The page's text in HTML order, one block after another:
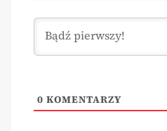
0 KOMENTARZY